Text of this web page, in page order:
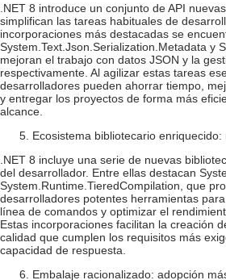
.NET 8 introduce un conjunto de API
simplifican las tareas habituales de
incorporaciones más destacadas se
System.Text.Json.Serialization.Metadata y
mejoran el trabajo con datos JSON y la
respectivamente. Al agilizar estas tareas
desarrolladores pueden ahorrar tiempo,
y entregar los proyectos de forma más
alcance.
Ecosistema bibliotecario
.NET 8 incluye una serie de nuevas
del desarrollador. Entre ellas destacan
System.Runtime.TieredCompilation, que
desarrolladores potentes herramientas
línea de comandos y optimizar el
Estas incorporaciones facilitan la creación
calidad que cumplen los requisitos más
capacidad de respuesta.
Embalaje racionalizado: adopción